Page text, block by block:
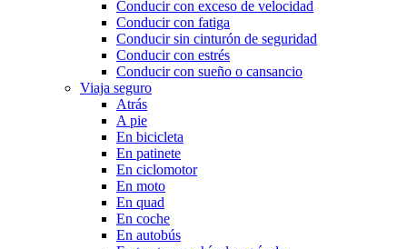
Conducir con exceso de velocidad
Conducir con fatiga
Conducir sin cinturón de seguridad
Conducir con estrés
Conducir con sueño o cansancio
Viaja seguro
Atrás
A pie
En bicicleta
En patinete
En ciclomotor
En moto
En quad
En coche
En autobús